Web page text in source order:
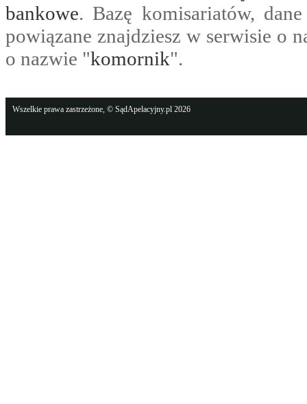
bankowe. Bazę komisariatów,
powiązane znajdziesz w serwisie o
o nazwie "komornik".
Wszelkie prawa zastrzeżone, © SądApelacyjny.pl 2026